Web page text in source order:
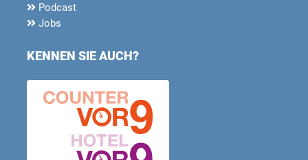
Podcast
Jobs
KENNEN SIE AUCH?